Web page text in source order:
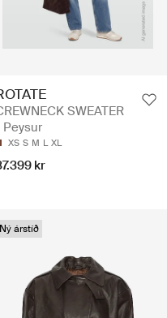
SWEATER
Peysur
XS S M L XL
kr
Ný árstíð